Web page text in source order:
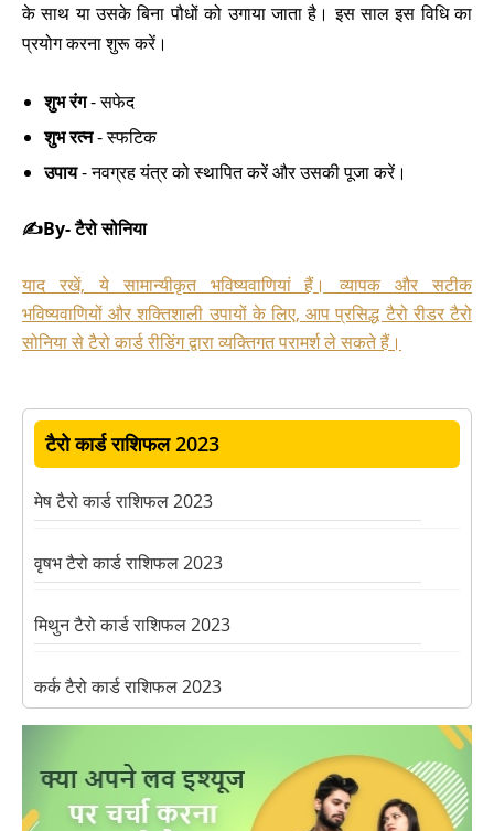
के साथ या उसके बिना पौधों को उगाया जाता है। इस साल इस विधि का
प्रयोग करना शुरू करें।
शुभ रंग- सफेद
शुभ रत्न- स्फटिक
उपाय- नवग्रह यंत्र को स्थापित करें और उसकी पूजा करें।
✍️By- टैरो सोनिया
याद रखें, ये सामान्यीकृत भविष्यवाणियां हैं। व्यापक और सटीक
भविष्यवाणियों और शक्तिशाली उपायों के लिए, आप प्रसिद्ध टैरो रीडर टैरो
सोनिया से टैरो कार्ड रीडिंग द्वारा व्यक्तिगत परामर्श ले सकते हैं।
टैरो कार्ड राशिफल 2023
मेष टैरो कार्ड राशिफल 2023
वृषभ टैरो कार्ड राशिफल 2023
मिथुन टैरो कार्ड राशिफल 2023
कर्क टैरो कार्ड राशिफल 2023
तुला टैरो कार्ड राशिफल 2023